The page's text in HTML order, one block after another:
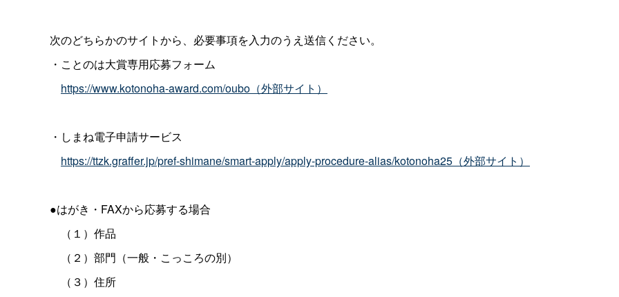
次のどちらかのサイトから、必要事項を入力のうえ送信ください。
・ことのは大賞専用応募フォーム
https://www.kotonoha-award.com/oubo（外部サイト）
・しまね電子申請サービス
https://ttzk.graffer.jp/pref-shimane/smart-apply/apply-procedure-alias/kotonoha25（外部サイト）
●はがき・FAXから応募する場合
（１）作品
（２）部門（一般・こっころの別）
（３）住所